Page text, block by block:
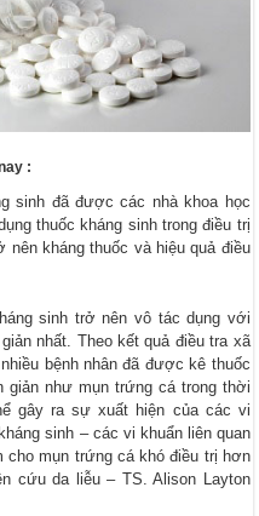
:
sinh đã được các nhà khoa học
thuốc kháng sinh trong điều trị
nên kháng thuốc và hiệu quả điều
sinh trở nên vô tác dụng với
nhất. Theo kết quả điều tra xã
bệnh nhân đã được kê thuốc
giản như mụn trứng cá trong thời
gây ra sự xuất hiện của các vi
sinh – các vi khuẩn liên quan
cho mụn trứng cá khó điều trị hơn
cứu da liễu – TS. Alison Layton